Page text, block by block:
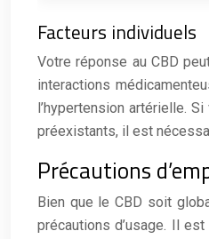
Facteurs individuels
Votre réponse au CBD
interactions
l’hypertension artérielle.
préexistants, il est
Précautions
Bien que le CBD soit
précautions d’usage. Il